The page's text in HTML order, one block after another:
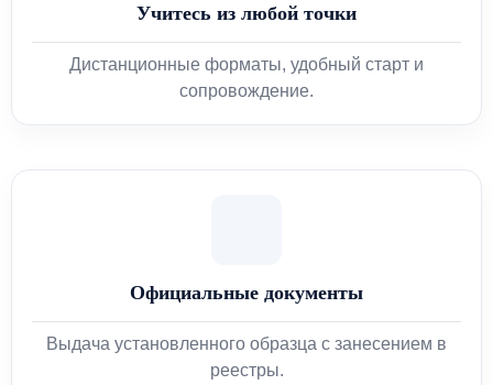
Учитесь из любой точки
Дистанционные форматы, удобный старт и
сопровождение.
Официальные документы
Выдача установленного образца с занесением в
реестры.